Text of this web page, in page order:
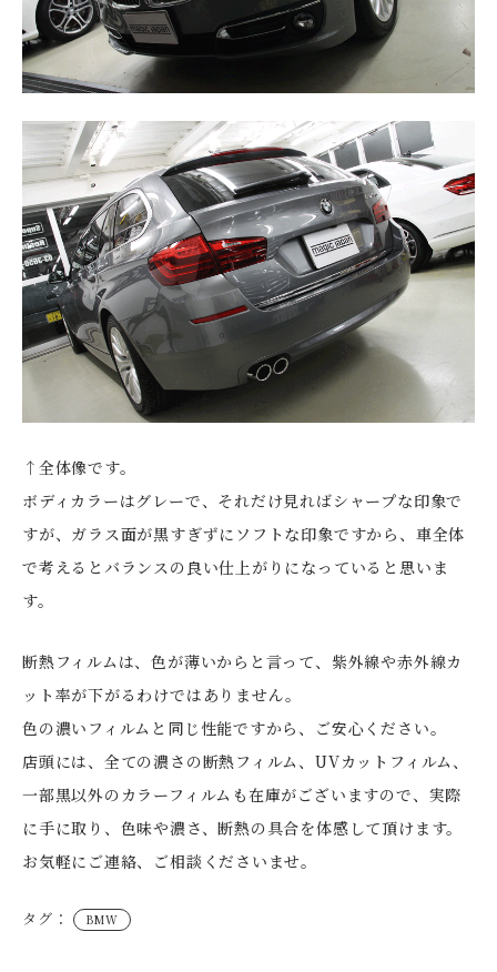
↑全体像です。
ボディカラーはグレーで、それだけ見ればシャープな印象で
すが、ガラス面が黒すぎずにソフトな印象ですから、車全体
で考えるとバランスの良い仕上がりになっていると思いま
す。
断熱フィルムは、色が薄いからと言って、紫外線や赤外線カ
ット率が下がるわけではありません。
色の濃いフィルムと同じ性能ですから、ご安心ください。
店頭には、全ての濃さの断熱フィルム、UVカットフィルム、
一部黒以外のカラーフィルムも在庫がございますので、実際
に手に取り、色味や濃さ、断熱の具合を体感して頂けます。
お気軽にご連絡、ご相談くださいませ。
タグ： BMW